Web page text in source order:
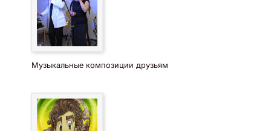
Музыкальные композиции друзьям